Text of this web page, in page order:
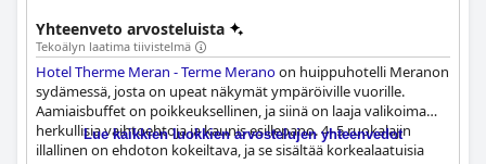
Yhteenveto arvosteluista
Tekoälyn laatima tiivistelmä
Hotel Therme Meran - Terme Meranoon huippuhotelli Meranon
sydämessä, josta on upeat näkymät ympäröiville vuorille.
Aamiaisbuffet on poikkeuksellinen, ja siinä on laaja valikoima
herkullisia vaihtoehtoja ja kaunis esillepano. 4–5 ruokalajin
illallinen on ehdoton kokeiltava, ja se sisältää korkealaatuisia
Lue kaikkien luokkien arvostelujen yhteenvedot